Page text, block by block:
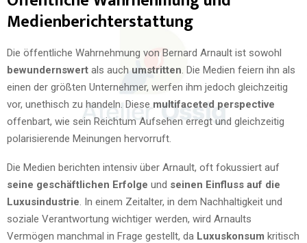
Medienberichterstattung
Die öffentliche Wahrnehmung von Bernard Arnault ist sowohl
bewundernswert als auch umstritten . Die Medien feiern ihn als
einen der größten Unternehmer, werfen ihm jedoch gleichzeitig
vor, unethisch zu handeln. Diese multifaceted perspective
offenbart, wie sein Reichtum Aufsehen erregt und gleichzeitig
polarisierende Meinungen hervorruft.
Die Medien berichten intensiv über Arnault, oft fokussiert auf
seine geschäftlichen Erfolge und seinen Einfluss auf die
Luxusindustrie . In einem Zeitalter, in dem Nachhaltigkeit und
soziale Verantwortung wichtiger werden, wird Arnaults
Vermögen manchmal in Frage gestellt, da Luxuskonsum kritisch